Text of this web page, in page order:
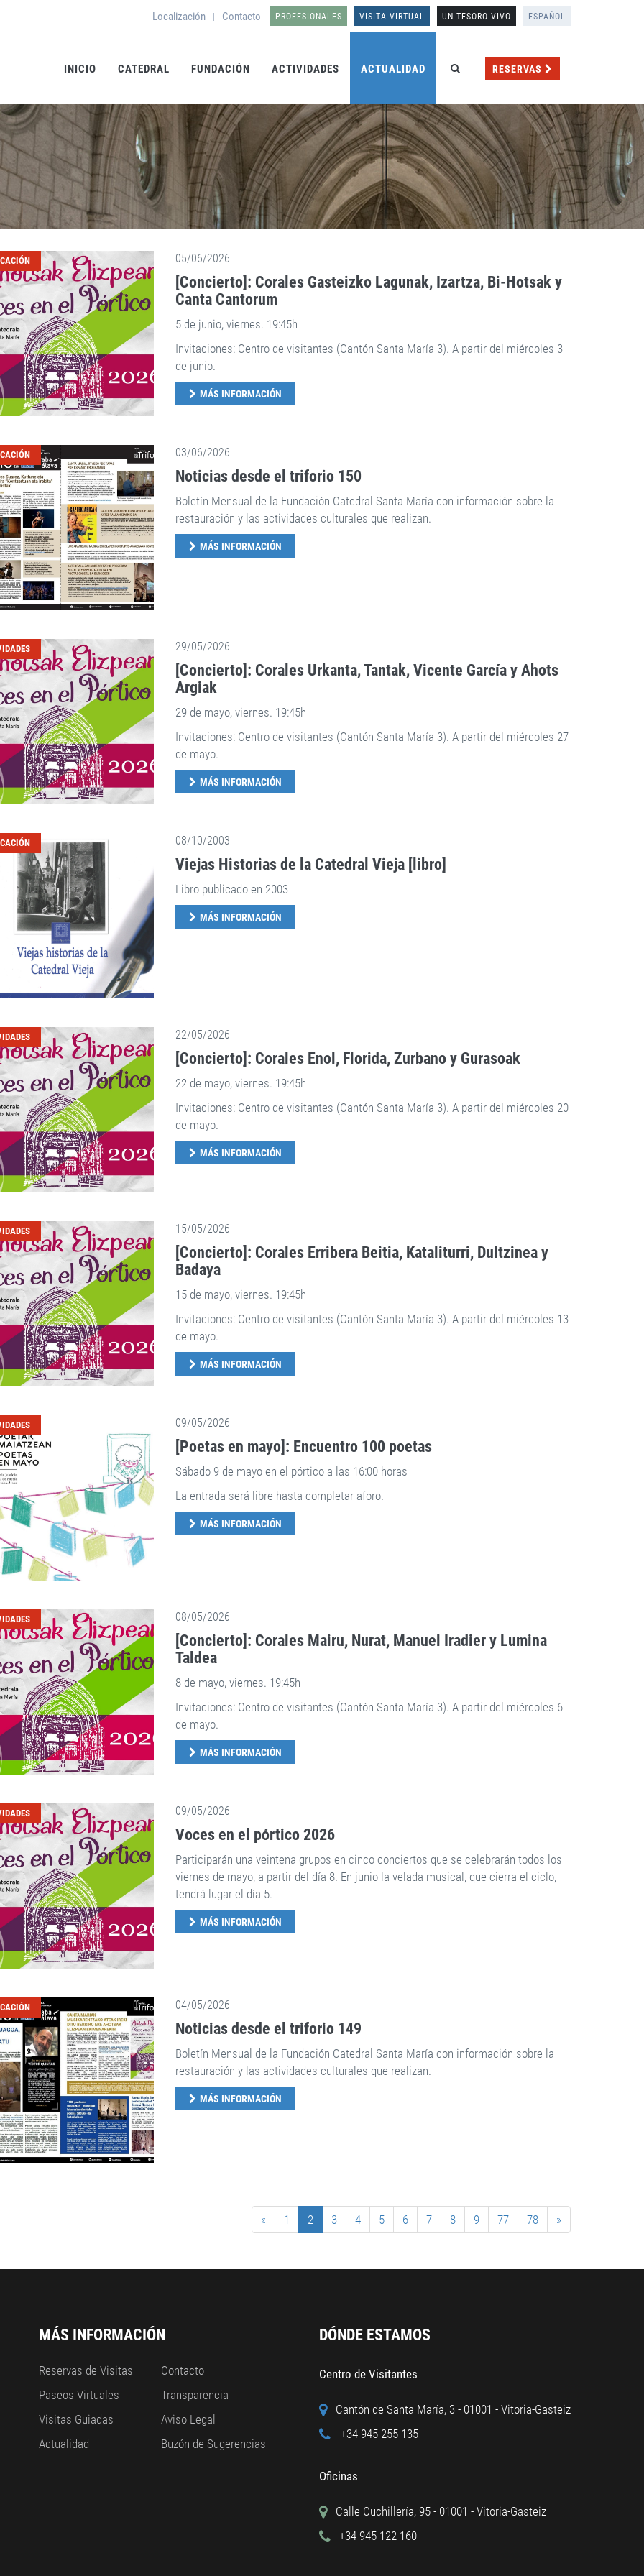
Localización | Contacto PROFESIONALES VISITA VIRTUAL UN TESORO VIVO ESPAÑOL
INICIO CATEDRAL FUNDACIÓN ACTIVIDADES ACTUALIDAD RESERVAS
05/06/2026
[Concierto]: Corales Gasteizko Lagunak, Izartza, Bi-Hotsak y
Canta Cantorum
5 de junio, viernes. 19:45h
Invitaciones: Centro de visitantes (Cantón Santa María 3). A partir del miércoles 3
de junio.
MÁS INFORMACIÓN
03/06/2026
Noticias desde el triforio 150
Boletín Mensual de la Fundación Catedral Santa María con información sobre la
restauración y las actividades culturales que realizan.
MÁS INFORMACIÓN
29/05/2026
[Concierto]: Corales Urkanta, Tantak, Vicente García y Ahots
Argiak
29 de mayo, viernes. 19:45h
Invitaciones: Centro de visitantes (Cantón Santa María 3). A partir del miércoles 27
de mayo.
MÁS INFORMACIÓN
08/10/2003
Viejas Historias de la Catedral Vieja [libro]
Libro publicado en 2003
MÁS INFORMACIÓN
22/05/2026
[Concierto]: Corales Enol, Florida, Zurbano y Gurasoak
22 de mayo, viernes. 19:45h
Invitaciones: Centro de visitantes (Cantón Santa María 3). A partir del miércoles 20
de mayo.
MÁS INFORMACIÓN
15/05/2026
[Concierto]: Corales Erribera Beitia, Kataliturri, Dultzinea y
Badaya
15 de mayo, viernes. 19:45h
Invitaciones: Centro de visitantes (Cantón Santa María 3). A partir del miércoles 13
de mayo.
MÁS INFORMACIÓN
09/05/2026
[Poetas en mayo]: Encuentro 100 poetas
Sábado 9 de mayo en el pórtico a las 16:00 horas
La entrada será libre hasta completar aforo.
MÁS INFORMACIÓN
08/05/2026
[Concierto]: Corales Mairu, Nurat, Manuel Iradier y Lumina
Taldea
8 de mayo, viernes. 19:45h
Invitaciones: Centro de visitantes (Cantón Santa María 3). A partir del miércoles 6
de mayo.
MÁS INFORMACIÓN
09/05/2026
Voces en el pórtico 2026
Participarán una veintena grupos en cinco conciertos que se celebrarán todos los
viernes de mayo, a partir del día 8. En junio la velada musical, que cierra el ciclo,
tendrá lugar el día 5.
MÁS INFORMACIÓN
04/05/2026
Noticias desde el triforio 149
Boletín Mensual de la Fundación Catedral Santa María con información sobre la
restauración y las actividades culturales que realizan.
MÁS INFORMACIÓN
« 1 2 3 4 5 6 7 8 9 77 78 »
MÁS INFORMACIÓN
Reservas de Visitas
Paseos Virtuales
Visitas Guiadas
Actualidad
Contacto
Transparencia
Aviso Legal
Buzón de Sugerencias
DÓNDE ESTAMOS
Centro de Visitantes
Cantón de Santa María, 3 - 01001 - Vitoria-Gasteiz
+34 945 255 135
Oficinas
Calle Cuchillería, 95 - 01001 - Vitoria-Gasteiz
+34 945 122 160